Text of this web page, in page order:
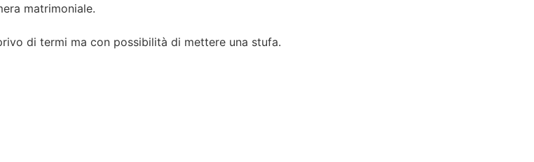
matrimoniale.
di termi ma con possibilità di mettere una stufa.